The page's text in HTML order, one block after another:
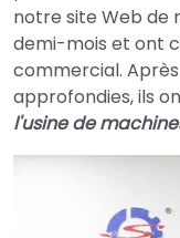
notre site Web de
demi-mois et ont
commercial.
approfondies, ils
l'usine de